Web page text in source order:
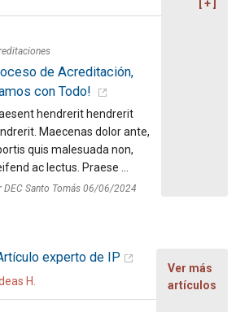
de Acreditación,
con Todo!
hendrerit hendrerit
Maecenas dolor ante,
quis malesuada non,
ac lectus. Praese ...
DEC Santo Tomás 06/06/2024
experto de IP
H.
Ver más
artículos